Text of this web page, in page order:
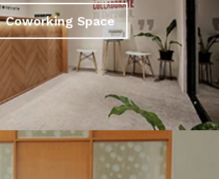
Coworking Space